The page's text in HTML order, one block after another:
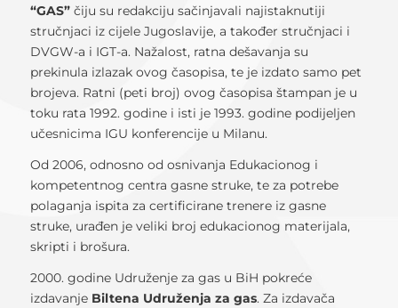
“GAS”čiju su redakciju sačinjavali najistaknutiji
stručnjaci iz cijele Jugoslavije, a također stručnjaci i
DVGW-a i IGT-a. Nažalost, ratna dešavanja su
prekinula izlazak ovog časopisa, te je izdato samo pet
brojeva. Ratni (peti broj) ovog časopisa štampan je u
toku rata 1992. godine i isti je 1993. godine podijeljen
učesnicima IGU konferencije u Milanu.
Od 2006, odnosno od osnivanja Edukacionog i
kompetentnog centra gasne struke, te za potrebe
polaganja ispita za certificirane trenere iz gasne
struke, urađen je veliki broj edukacionog materijala,
skripti i brošura.
2000. godine Udruženje za gas u BiH pokreće
izdavanje Biltena Udruženja za gas. Za izdavača